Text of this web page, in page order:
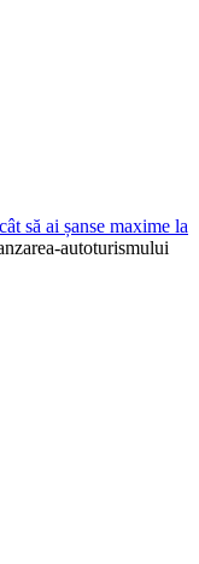
să ai șanse maxime la
autoturismului